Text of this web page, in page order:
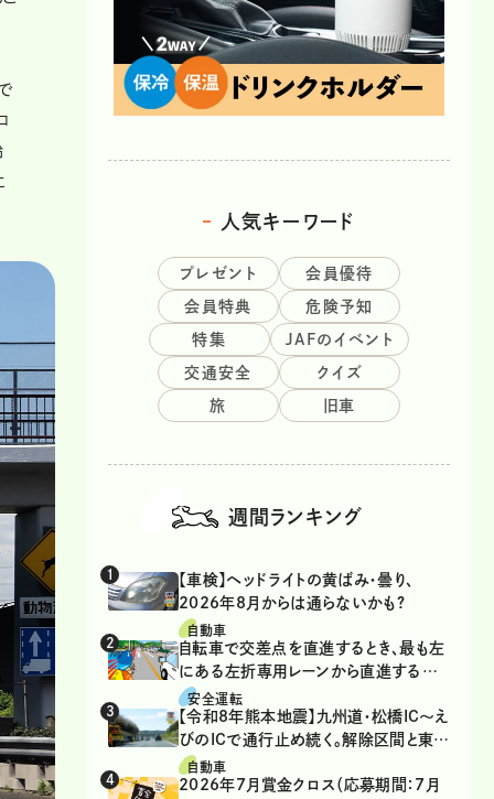
人気キーワード
プレゼント 会員優待
会員特典 危険予知
特集 JAFのイベント
交通安全 クイズ
旅 旧車
週間ランキング
【車検】ヘッドライトの黄ばみ・曇り、
2026年8月からは通らないかも?
自動車
自転車で交差点を直進するとき、最も左
にある左折専用レーンから直進するの
は、違反？
安全運転
【令和8年熊本地震】九州道・松橋IC～え
びのICで通行止め続く。解除区間と東九
州道の迂回ルート
自動車
2026年7月賞金クロス（応募期間：7月